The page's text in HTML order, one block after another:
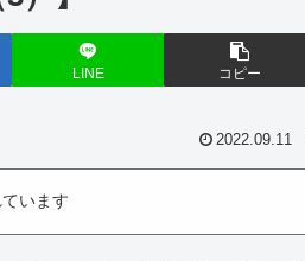
LINE コピー
2022.09.11
います